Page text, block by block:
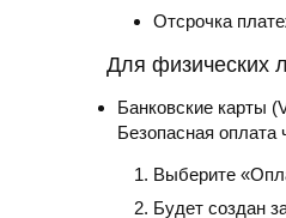
Отсрочка
Для физических
Банковские карты
Безопасная оплата
Выберите
Будет создан